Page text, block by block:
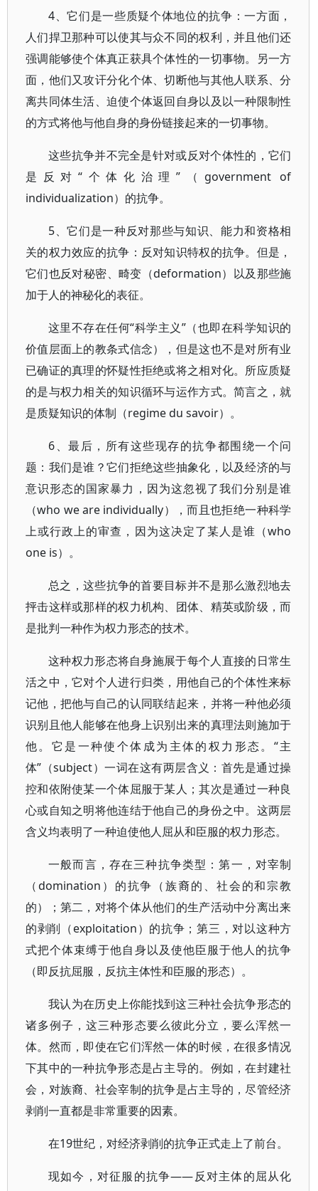
4、它们是一些质疑个体地位的抗争：一方面，
人们捍卫那种可以使其与众不同的权利，并且他们还
强调能够使个体真正获具个体性的一切事物。另一方
面，他们又攻讦分化个体、切断他与其他人联系、分
离共同体生活、迫使个体返回自身以及以一种限制性
的方式将他与他自身的身份链接起来的一切事物。
这些抗争并不完全是针对或反对个体性的，它们
是反对“个体化治理”（government of
individualization）的抗争。
5、它们是一种反对那些与知识、能力和资格相
关的权力效应的抗争：反对知识特权的抗争。但是，
它们也反对秘密、畸变（deformation）以及那些施
加于人的神秘化的表征。
这里不存在任何“科学主义”（也即在科学知识的
价值层面上的教条式信念），但是这也不是对所有业
已确证的真理的怀疑性拒绝或将之相对化。所应质疑
的是与权力相关的知识循环与运作方式。简言之，就
是质疑知识的体制（regime du savoir）。
6、最后，所有这些现存的抗争都围绕一个问
题：我们是谁？它们拒绝这些抽象化，以及经济的与
意识形态的国家暴力，因为这忽视了我们分别是谁
（who we are individually），而且也拒绝一种科学
上或行政上的审查，因为这决定了某人是谁（who
one is）。
总之，这些抗争的首要目标并不是那么激烈地去
抨击这样或那样的权力机构、团体、精英或阶级，而
是批判一种作为权力形态的技术。
这种权力形态将自身施展于每个人直接的日常生
活之中，它对个人进行归类，用他自己的个体性来标
记他，把他与自己的认同联结起来，并将一种他必须
识别且他人能够在他身上识别出来的真理法则施加于
他。它是一种使个体成为主体的权力形态。“主
体”（subject）一词在这有两层含义：首先是通过操
控和依附使某一个体屈服于某人；其次是通过一种良
心或自知之明将他连结于他自己的身份之中。这两层
含义均表明了一种迫使他人屈从和臣服的权力形态。
一般而言，存在三种抗争类型：第一，对宰制
（domination）的抗争（族裔的、社会的和宗教
的）；第二，对将个体从他们的生产活动中分离出来
的剥削（exploitation）的抗争；第三，对以这种方
式把个体束缚于他自身以及使他臣服于他人的抗争
（即反抗屈服，反抗主体性和臣服的形态）。
我认为在历史上你能找到这三种社会抗争形态的
诸多例子，这三种形态要么彼此分立，要么浑然一
体。然而，即使在它们浑然一体的时候，在很多情况
下其中的一种抗争形态是占主导的。例如，在封建社
会，对族裔、社会宰制的抗争是占主导的，尽管经济
剥削一直都是非常重要的因素。
在19世纪，对经济剥削的抗争正式走上了前台。
现如今，对征服的抗争——反对主体的屈从化